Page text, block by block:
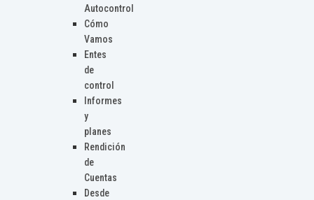
Autocontrol
Cómo
Vamos
Entes
de
control
Informes
y
planes
Rendición
de
Cuentas
Desde